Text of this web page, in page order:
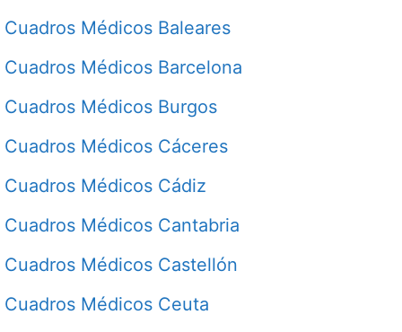
Cuadros Médicos Baleares
Cuadros Médicos Barcelona
Cuadros Médicos Burgos
Cuadros Médicos Cáceres
Cuadros Médicos Cádiz
Cuadros Médicos Cantabria
Cuadros Médicos Castellón
Cuadros Médicos Ceuta